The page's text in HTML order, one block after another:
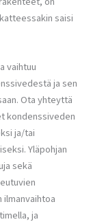
saisi
vaihtuu
ja sen
Ota yhteyttä
kondenssiveden
ja/tai
Yläpohjan
sekä
ja